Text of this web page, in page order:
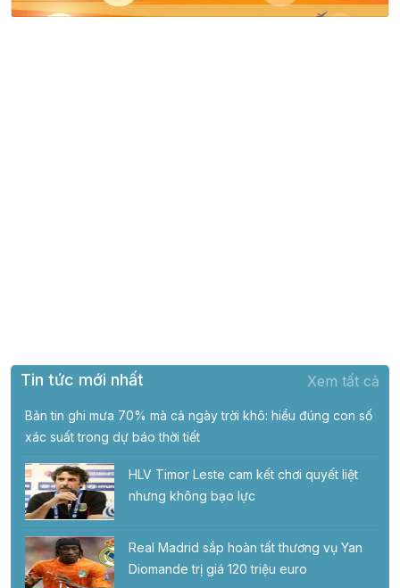
Tin tức mới nhất Xem tất cả
Bản tin ghi mưa 70% mà cả ngày trời khô: hiểu đúng con số
xác suất trong dự báo thời tiết
HLV Timor Leste cam kết chơi quyết liệt
nhưng không bạo lực
Real Madrid sắp hoàn tất thương vụ Yan
Diomande trị giá 120 triệu euro